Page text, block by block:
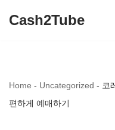
로
건
Cash2Tube
Home - Uncategorized - 코
편하게 예매하기